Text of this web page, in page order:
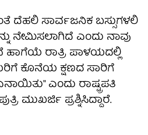
ದೆಹಲಿ ಸಾರ್ವಜನಿಕ ಬಸ್ಸುಗಳಲಿ
ನೇಮಿಸಲಾಗಿದೆ ಎಂದು ನಾವು
ಹಾಗೆಯೆ ರಾತ್ರಿ ಪಾಳಯದಲ್ಲಿ
ಕೊನೆಯ ಕ್ಷಣದ ಸಾರಿಗೆ
ಎಂದು ರಾಷ್ಟ್ರಪತಿ
ಮುಖರ್ಜಿ ಪ್ರಶ್ನಿಸಿದ್ದಾರೆ.